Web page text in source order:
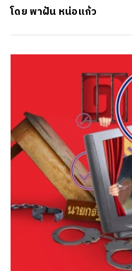
โดยพาฝัน หน่อแก้ว
SHARE